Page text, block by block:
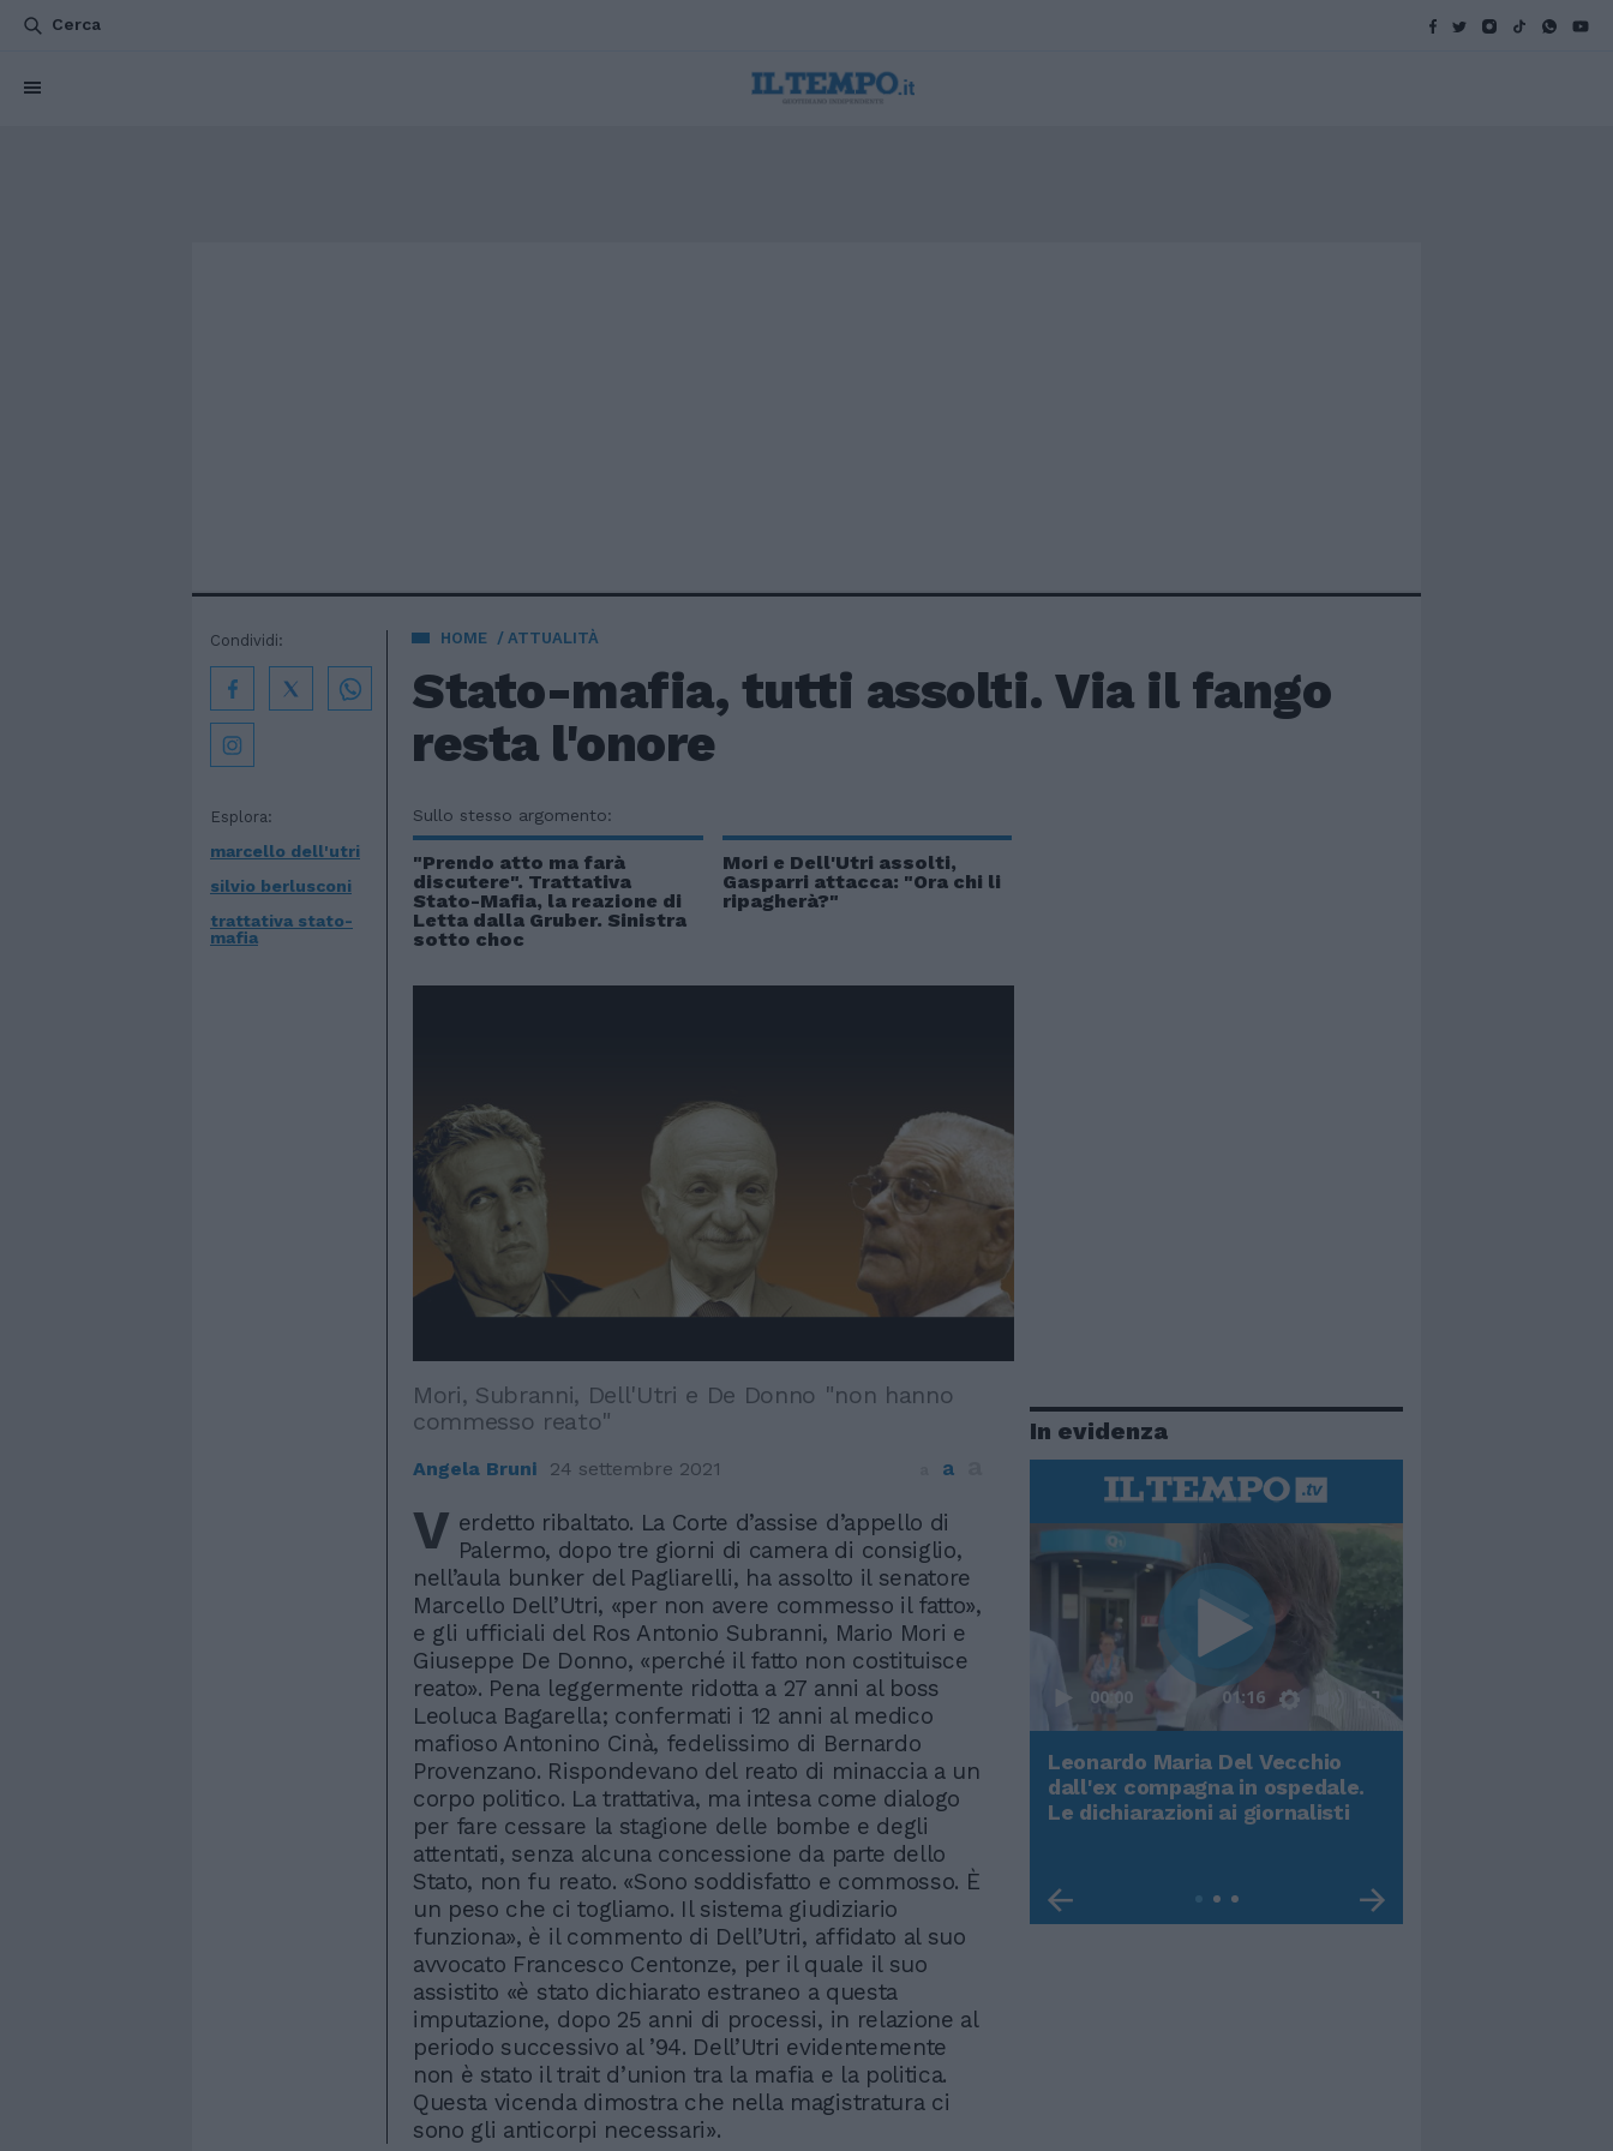
Cerca
HOME ATTUALITÀ
Stato-mafia, tutti assolti. Via il fango
resta l'onore
Esplora:
marcello dell'utri
silvio berlusconi
trattativa stato-
mafia
Condividi:
Sullo stesso argomento:
"Prendo atto ma farà
discutere". Trattativa
Stato-Mafia, la reazione di
Letta dalla Gruber. Sinistra
sotto choc
Mori e Dell'Utri assolti,
Gasparri attacca: "Ora chi li
ripagherà?"
Mori, Subranni, Dell'Utri e De Donno "non hanno
commesso reato"
Angela Bruni 24 settembre 2021 a
V erdetto ribaltato. La Corte d’assise d’appello di
Palermo, dopo tre giorni di camera di consiglio,
nell’aula bunker del Pagliarelli, ha assolto il senatore
Marcello Dell’Utri, «per non avere commesso il fatto»,
e gli ufficiali del Ros Antonio Subranni, Mario Mori e
Giuseppe De Donno, «perché il fatto non costituisce
reato». Pena leggermente ridotta a 27 anni al boss
Leoluca Bagarella; confermati i 12 anni al medico
mafioso Antonino Cinà, fedelissimo di Bernardo
Provenzano. Rispondevano del reato di minaccia a un
corpo politico. La trattativa, ma intesa come dialogo
per fare cessare la stagione delle bombe e degli
attentati, senza alcuna concessione da parte dello
Stato, non fu reato. «Sono soddisfatto e commosso. È
un peso che ci togliamo. Il sistema giudiziario
funziona», è il commento di Dell’Utri, affidato al suo
avvocato Francesco Centonze, per il quale il suo
assistito «è stato dichiarato estraneo a questa
imputazione, dopo 25 anni di processi, in relazione al
periodo successivo al ’94. Dell’Utri evidentemente
non è stato il trait d’union tra la mafia e la politica.
Questa vicenda dimostra che nella magistratura ci
sono gli anticorpi necessari».
In evidenza
Rudy Giuliani a Come States?
Trump, Meloni e la strategia
americana
00:00 01:16
Leonardo Maria Del Vecchio
dall'ex compagna in ospedale.
Le dichiarazioni ai giornalisti